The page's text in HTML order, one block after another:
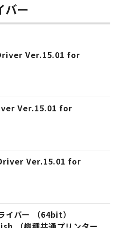
バー
Ver.15.01 for
Ver.15.01 for
Ver.15.01 for
イバー （64bit）